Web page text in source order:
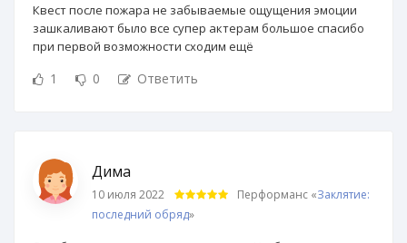
Квест после пожара не забываемые ощущения эмоции
зашкаливают было все супер актерам большое спасибо
при первой возможности сходим ещё
1 0 Ответить
Дима
10 июля 2022 Перформанс «Заклятие:
последний обряд»